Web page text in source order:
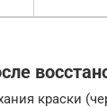
краски